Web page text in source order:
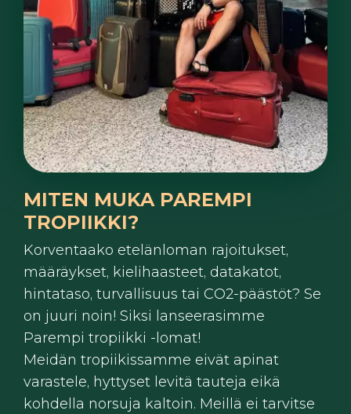
MITEN MUKA PAREMPI
TROPIIKKI?
Korventaako etelänloman rajoitukset,
määräykset, kielihaasteet, datakatot,
hintataso, turvallisuus tai CO2-päästöt? Se
on juuri noin! Siksi lanseerasimme
Parempi tropiikki -lomat!
Meidän tropiikissamme eivät apinat
varastele, hyttyset levitä tauteja eikä
kohdella norsuja kaltoin. Meillä ei tarvitse